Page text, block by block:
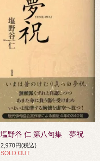
塩野谷 仁 第八句集 夢祝
2,970円(税込)
SOLD OUT